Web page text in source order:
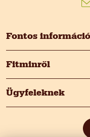
b
é
c
Fontos
Fitminről
Ügyfeleknek